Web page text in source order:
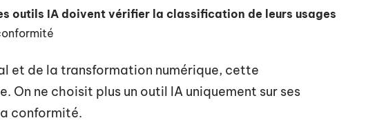
outils IA doivent vérifier la classification de leurs usages
et de la transformation numérique, cette
On ne choisit plus un outil IA uniquement sur ses
conformité.